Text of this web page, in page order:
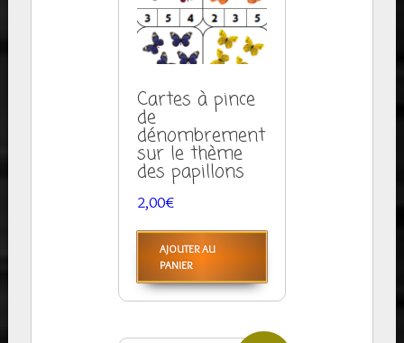
Cartes à pince
de
dénombrement
sur le thème
des papillons
2,00€
AJOUTER AU
PANIER